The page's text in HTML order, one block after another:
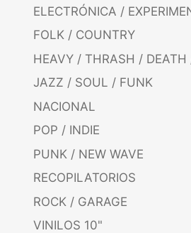
ELECTRÓNICA /
FOLK / COUNTRY
HEAVY / THRASH / DEATH
JAZZ / SOUL / FUNK
NACIONAL
POP / INDIE
PUNK / NEW WAVE
RECOPILATORIOS
ROCK / GARAGE
VINILOS 10"